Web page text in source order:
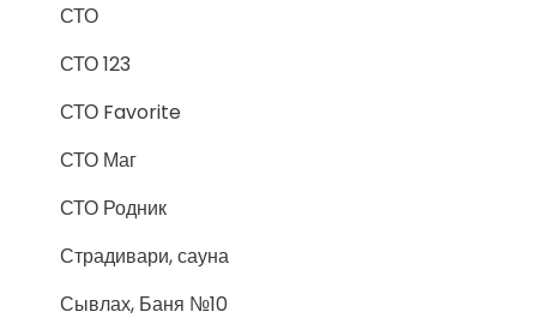
СТО
СТО 123
СТО Favorite
СТО Маг
СТО Родник
Страдивари, сауна
Сывлах, Баня №10